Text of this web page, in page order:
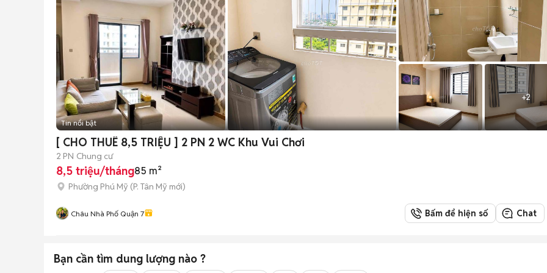
+2
Tin nổi bật
[ CHO THUÊ 8,5 TRIỆU ] 2 PN 2 WC Khu Vui Chơi
2 PN Chung cư
8,5 triệu/tháng85 m²
Phường Phú Mỹ (P. Tân Mỹ mới)
Châu Nhà Phố Quận 7 Bấm để hiện số Chat
Bạn cần tìm dung lượng nào ?